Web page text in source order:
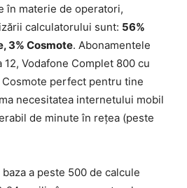
în materie de operatori,
calculatorului sunt: 56%
3% Cosmote. Abonamentele
Vodafone Complet 800 cu
perfect pentru tine
necesitatea internetului mobil
de minute în rețea (peste
a peste 500 de calcule